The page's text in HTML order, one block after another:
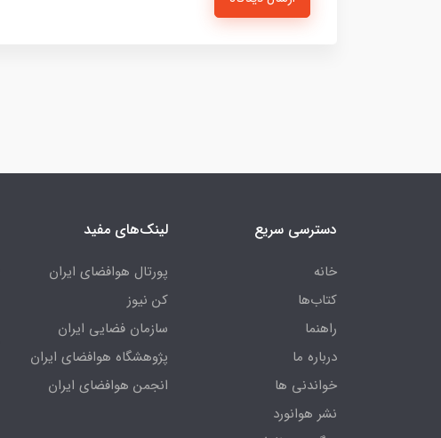
دسترسی سریع
خانه
کتاب‌ها
راهنما
درباره ما
خواندنی ها
نشر هوانورد
لینک‌های مفید
پورتال هوافضای ایران
کن نیوز
سازمان فضایی ایران
پژوهشگاه هوافضای ایران
انجمن هوافضای ایران